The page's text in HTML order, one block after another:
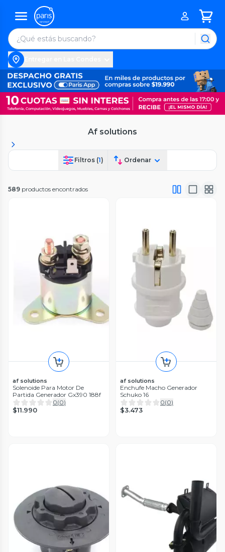
Af solutions
Filtros (1) Ordenar
589 productos encontrados
af solutions
Solenoide Para Motor De
Partida Generador Gx390 188f
0(0)
$11.990
af solutions
Enchufe Macho Generador
Schuko 16
0(0)
$3.473